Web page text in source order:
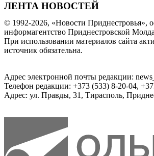
ЛЕНТА НОВОСТЕЙ
© 1992-2026, «Новости Приднестровья»,
информагентство Приднестровской
При использовании материалов сайта
источник обязательна.
Адрес электронной почты редакции:
Телефон редакции: +373 (533) 8-20-04,
Адрес: ул. Правды, 31, Тирасполь,